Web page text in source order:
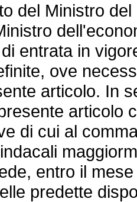
del Ministro del
entrata in
ove
articolo. In
articolo
di cui al
entro il
predette